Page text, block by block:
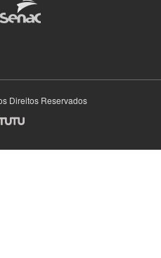
Direitos Reservados